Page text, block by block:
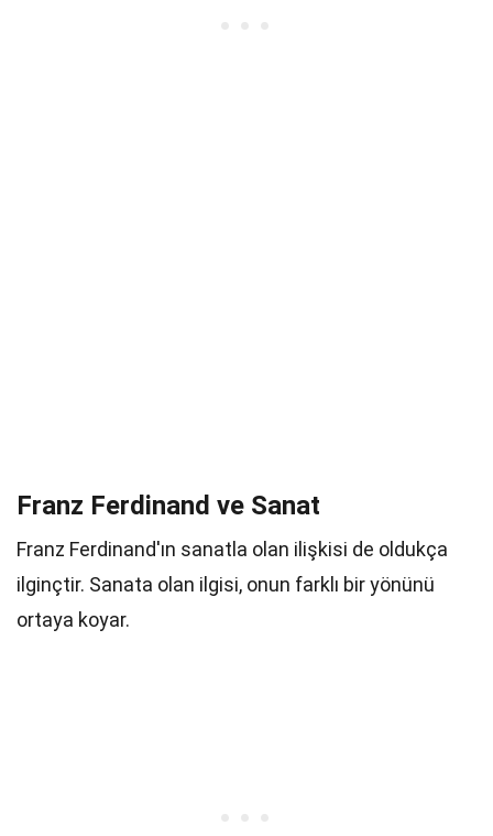
Franz Ferdinand ve Sanat
Franz Ferdinand'ın sanatla olan ilişkisi de oldukça
ilginçtir. Sanata olan ilgisi, onun farklı bir yönünü
ortaya koyar.